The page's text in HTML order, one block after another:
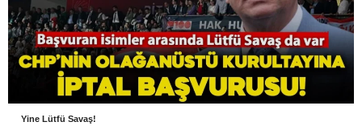
Yine Lütfü Savaş!